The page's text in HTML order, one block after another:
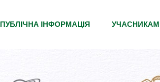
ПУБЛІЧНА ІНФОРМАЦІЯ